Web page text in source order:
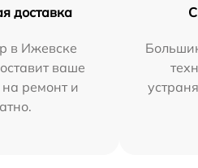
доставка
в Ижевске
ваше
на ремонт и